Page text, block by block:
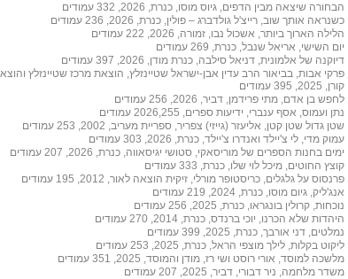
הבחורה שיצאה מבין הדפים, גיוס מוסו, כנרת, 2026, 332 עמודים
כשנראה אותך שוב, רייצ'ל גולדברג – פולין, כנרת, 2026, 236 עמודים
הלילה הארוך ביותר, אשכול נבו, זמורה, 2026, 222 עמודים
יום השישי, אריאל שנבל, כנרת, 269 עמודים
דיוקנה של אלמונית, דניאל סילבה, כנרת מודן, 2026, 397 עמודים
פרקי אבות, בביאור הרב עדין אבן-ישראל שטיינזלץ, הוצאת מרכז שטיינזלץ
קורן, 2025, 395 עמודים
לחפש בן אדם, מתי פרידמן, דביר, 2026, 256 עמודים
נתן ועמוס, אסף ענברי, ידיעות ספרים, 2026,255 עמודים
שטן גדול שטן קטן, אליעזר (גייזי) צפריר, ספריית מעריב, 2002, 253 עמודים
עמוק מדי, לי צ'יילד ואנדרו צ'יילד, כנרת, 2026, 303 עמודים
ימים בחנות הספרים של מוריסאקי, סטושי יגיסאווה, כנרת, 2026, 207 עמודים
קוצץ החוטים, מיכל לוי שלו, כנרת, 333 עמודים
פרנסוס על גלגלים, כריסטופר מורלי, זיקית הוצאה לאור, 2012, 195 עמודים
אנג'ליק, גיום מוסו, כנרת, 2024, 219 עמודים
נוכחות, קרולין בונגראו, כנרת, 2025, 256 עמודים
היהדות שלא הכרנו, יוכי ברנדס, כנרת, 2014, 270 עמודים
נמלטים, דני אורבך, כנרת, 2025, 399 עמודים
ליקוט בקלות, לילך מוצפי הראל, כנרת, 2025, 253 עמודים
מלשכה למוסד, אורי רוסט ושי רז, מודן והמוסד, 2025, 351 עמודים
משדר מלחמה, ניר דבורי, דביר, 2025, 207 עמודים